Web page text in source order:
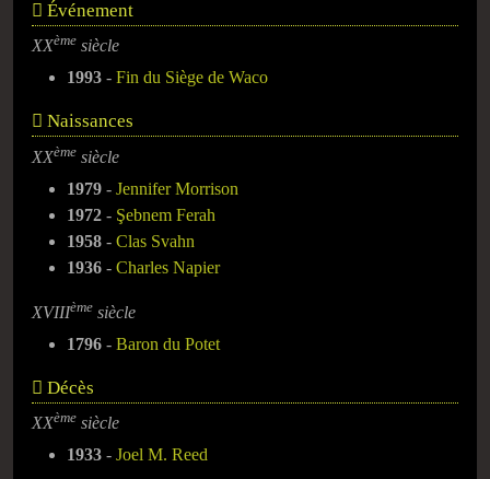
Événement
XXème siècle
1993 - Fin du Siège de Waco
Naissances
XXème siècle
1979 - Jennifer Morrison
1972 - Şebnem Ferah
1958 - Clas Svahn
1936 - Charles Napier
XVIIIème siècle
1796 - Baron du Potet
Décès
XXème siècle
1933 - Joel M. Reed